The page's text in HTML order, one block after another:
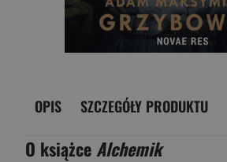
OPIS SZCZEGÓŁY PRODUKTU
O książce Alchemik